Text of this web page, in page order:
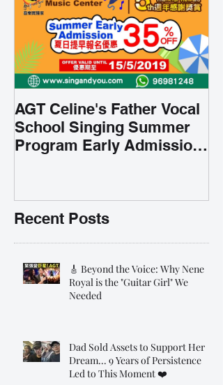
AGT Celine's Father Vocal
School Singing Summer
Program Early Admission
Recent Posts
🎸 Beyond the Voice: Why Nene
Royal is the "Guitar Girl" We
Needed
Dad Sold Assets to Support Her
Dream... 9 Years of Persistence
Led to This Moment ❤️